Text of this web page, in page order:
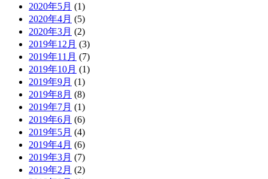
2020年5月 (1)
2020年4月 (5)
2020年3月 (2)
2019年12月 (3)
2019年11月 (7)
2019年10月 (1)
2019年9月 (1)
2019年8月 (8)
2019年7月 (1)
2019年6月 (6)
2019年5月 (4)
2019年4月 (6)
2019年3月 (7)
2019年2月 (2)